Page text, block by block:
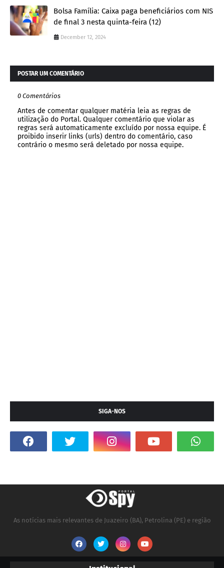
Bolsa Família: Caixa paga beneficiários com NIS
de final 3 nesta quinta-feira (12)
December 12, 2024
POSTAR UM COMENTÁRIO
0 Comentários
Antes de comentar qualquer matéria leia as regras de
utilização do Portal. Qualquer comentário que violar as
regras será automaticamente excluído por nossa equipe. É
proibido inserir links (urls) dentro do comentário, caso
contrário o mesmo será deletado por nossa equipe.
SIGA-NOS
As notícias mais relevantes de Juazeiro (BA), Petrolina (PE) e região